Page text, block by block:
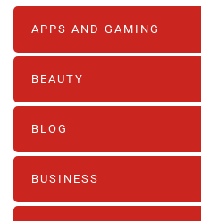
APPS AND GAMING
BEAUTY
BLOG
BUSINESS